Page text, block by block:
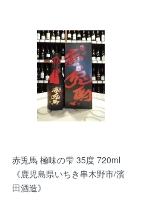
赤兎馬 極味の雫 35度 720ml
《鹿児島県いちき串木野市/濱
田酒造》